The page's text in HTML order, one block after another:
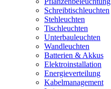
Schreibtischleuchten
Stehleuchten
Tischleuchten
Unterbauleuchten
Wandleuchten
Batterien & Akkus
Elektroinstallation
Energieverteilung
Kabelmanagement